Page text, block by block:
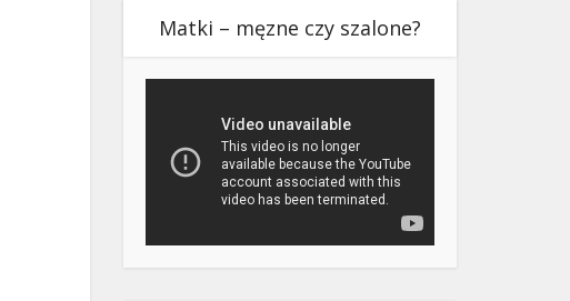
Matki – męzne czy szalone?